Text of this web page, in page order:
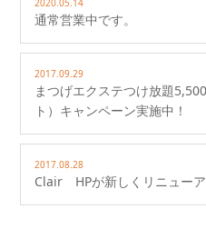
通常営業中です。
2017.09.29
まつげエクステつけ放題
ト）キャンペーン実施中！
2017.08.28
Clair HPが新しくリニューア